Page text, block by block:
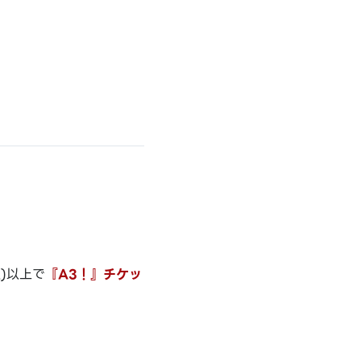
以上で 『A3！』チケッ